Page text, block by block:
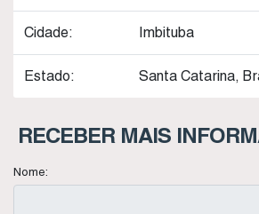
Cidade: Imbituba
Estado: Santa Catarina,
RECEBER MAIS
Nome: